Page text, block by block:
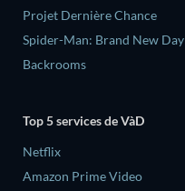
Projet Dernière Chance
Spider-Man: Brand New Day
Backrooms
Top 5 services de VàD
Netflix
Amazon Prime Video